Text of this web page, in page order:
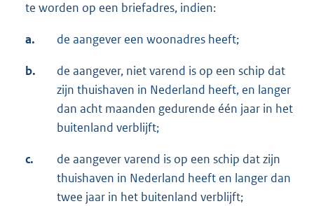
te worden op een briefadres, indien:
a. de aangever een woonadres heeft;
b.
de aangever, niet varend is op een schip dat
zijn thuishaven in Nederland heeft, en langer
dan acht maanden gedurende één jaar in het
buitenland verblijft;
c.
de aangever varend is op een schip dat zijn
thuishaven in Nederland heeft en langer dan
twee jaar in het buitenland verblijft;